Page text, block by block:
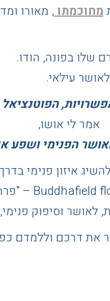
מחוכמתו, מאורו
עילאי.
אמר לי אושו,
הפנימי ושפע
להשיג איזון
לאושר וסיפוק
את דרכם וללמדם